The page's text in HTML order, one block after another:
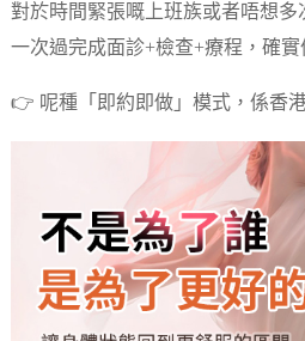
對於時間緊張嘅上班族或者唔想
一次過完成面診+檢查+療程，確實
👉 呢種「即約即做」模式，係香